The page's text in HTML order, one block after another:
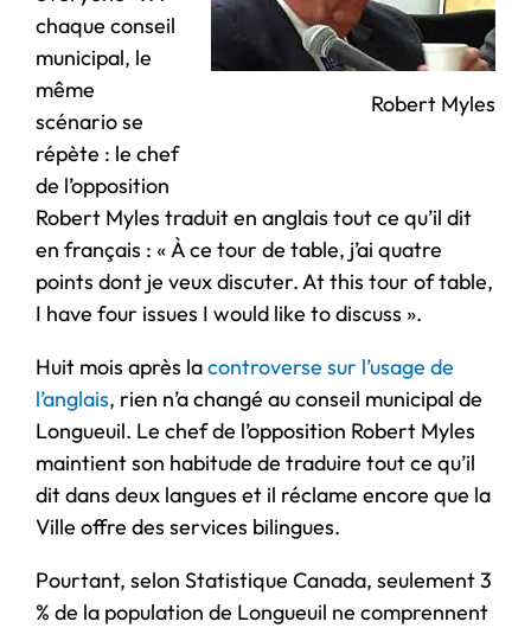
Robert Myles
chaque conseil
municipal, le
même
scénario se
répète : le chef
de l’opposition
Robert Myles traduit en anglais tout ce qu’il dit
en français : « À ce tour de table, j’ai quatre
points dont je veux discuter. At this tour of table,
I have four issues I would like to discuss ».
Huit mois après lacontroverse sur l’usage de
l’anglais, rien n’a changé au conseil municipal de
Longueuil. Le chef de l’opposition Robert Myles
maintient son habitude de traduire tout ce qu’il
dit dans deux langues et il réclame encore que la
Ville offre des services bilingues.
Pourtant, selon Statistique Canada, seulement 3
% de la population de Longueuil ne comprennent